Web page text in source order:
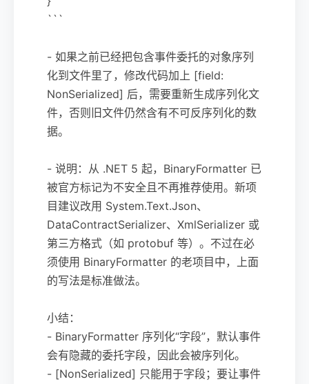
```
- 如果之前已经把包含事件委托的对象序列
化到文件里了，修改代码加上 [field:
NonSerialized] 后，需要重新生成序列化文
件，否则旧文件仍然含有不可反序列化的数
据。
- 说明：从 .NET 5 起，BinaryFormatter 已
被官方标记为不安全且不再推荐使用。新项
目建议改用 System.Text.Json、
DataContractSerializer、XmlSerializer 或
第三方格式（如 protobuf 等）。不过在必
须使用 BinaryFormatter 的老项目中，上面
的写法是标准做法。
小结：
- BinaryFormatter 序列化“字段”，默认事件
会有隐藏的委托字段，因此会被序列化。
- [NonSerialized] 只能用于字段；要让事件